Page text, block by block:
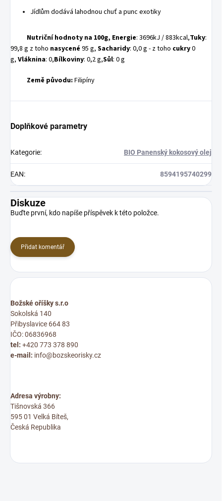
Jídlům dodává lahodnou chuť a punc exotiky
Nutriční hodnoty na 100g, Energie: 3696kJ / 883kcal,Tuky:
99,8 g z toho nasycené 95 g, Sacharidy: 0,0 g - z toho cukry0
g, Vláknina: 0,Bílkoviny: 0,2 g,Sůl: 0 g
Země původu: Filipíny
Doplňkové parametry
Kategorie: BIO Panenský kokosový olej
EAN: 8594195740299
Diskuze
Buďte první, kdo napíše příspěvek k této položce.
Přidat komentář
Božské oříšky s.r.o
Sokolská 140
Přibyslavice 664 83
IČO: 06836968
tel: +420 773 378 890
e-mail: info@bozskeorisky.cz
Adresa výrobny:
Tišnovská 366
595 01 Velká Bíteš,
Česká Republika